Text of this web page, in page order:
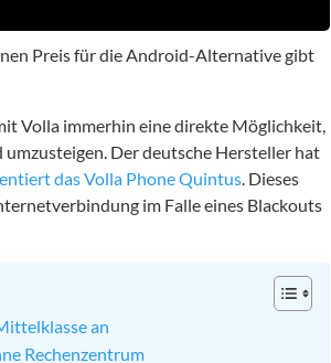
Preis für die Android-Alternative gibt
Volla immerhin eine direkte Möglichkeit,
Der deutsche Hersteller hat
das Volla Phone Quintus. Dieses
im Falle eines Blackouts
an
Rechenzentrum